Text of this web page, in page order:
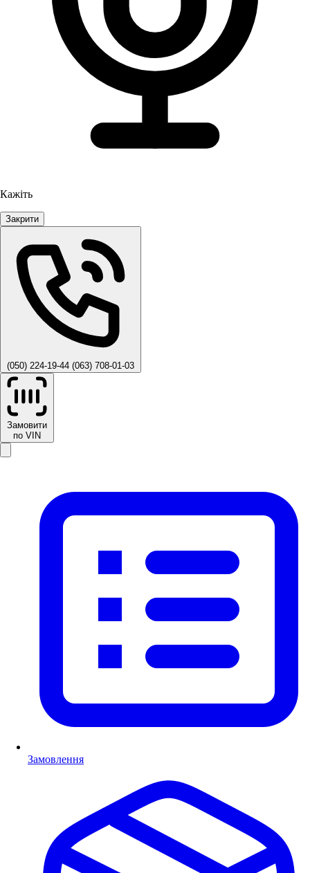
Кажіть
Закрити
(050) 224-19-44 (063) 708-01-03
Замовити
по VIN
Замовлення